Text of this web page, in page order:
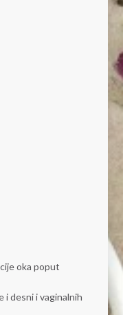
oka poput
i desni i vaginalnih